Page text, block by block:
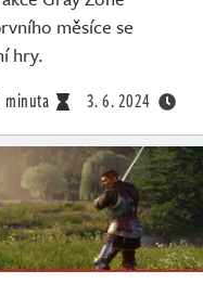
měsíce se
hry.
minuta 3. 6. 2024